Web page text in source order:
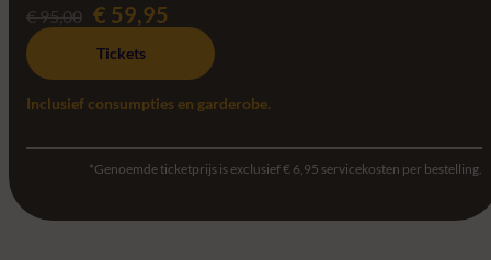
€ 95,00 € 59,95
Tickets
Inclusief consumpties en garderobe.
*Genoemde ticketprijs is exclusief € 6,95 servicekosten per bestelling.